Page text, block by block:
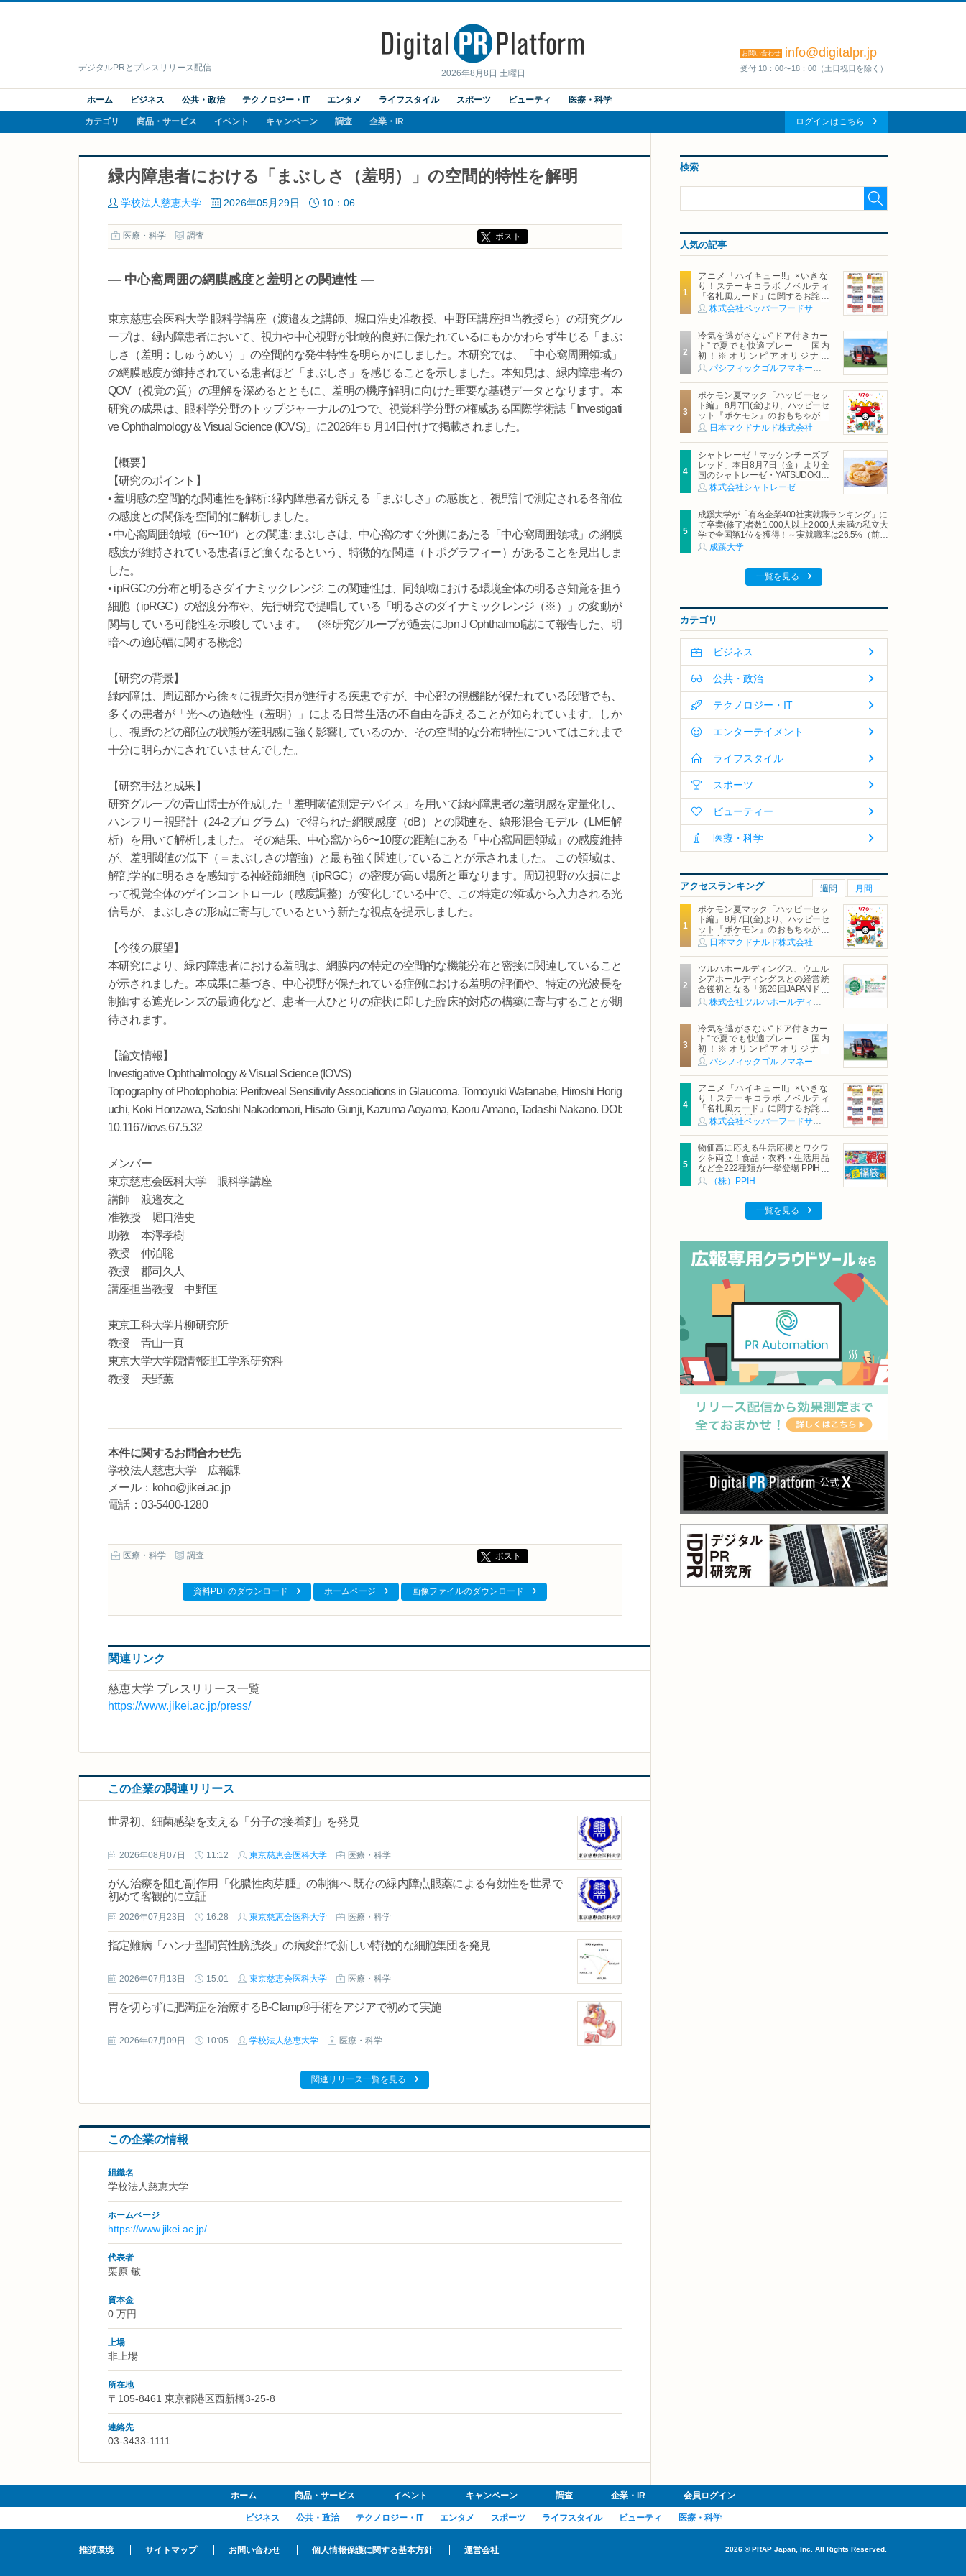
2026年8月8日 土曜日
デジタルPRとプレスリリース配信
お問い合わせ info@digitalpr.jp
受付 10：00〜18：00（土日祝日を除く）
ホーム ビジネス 公共・政治 テクノロジー・IT エンタメ ライフスタイル スポーツ ビューティ 医療・科学
カテゴリ 商品・サービス イベント キャンペーン 調査 企業・IR ログインはこちら
緑内障患者における「まぶしさ（羞明）」の空間的特性を解明
学校法人慈恵大学 2026年05月29日 10：06
医療・科学 調査 ポスト
― 中心窩周囲の網膜感度と羞明との関連性 ―
東京慈恵会医科大学 眼科学講座（渡邉友之講師、堀口浩史准教授、中野匡講座担当教授ら）の研究グル
ープは、緑内障患者において、視力や中心視野が比較的良好に保たれているにもかかわらず生じる「まぶ
しさ（羞明：しゅうめい）」の空間的な発生特性を明らかにしました。本研究では、「中心窩周囲領域」
の網膜感度が維持されている患者ほど「まぶしさ」を感じることを示しました。本知見は、緑内障患者の
QOV（視覚の質）の理解を深めるとともに、羞明の機序解明に向けた重要な基礎データとなります。本
研究の成果は、眼科学分野のトップジャーナルの1つで、視覚科学分野の権威ある国際学術誌「Investigati
ve Ophthalmology & Visual Science (IOVS)」に2026年５月14日付けで掲載されました。
【概要】
【研究のポイント】
• 羞明感の空間的な関連性を解析: 緑内障患者が訴える「まぶしさ」の感度と、視野計で測定される各部位
の感度との関係を空間的に解析しました。
• 中心窩周囲領域（6〜10°）との関連: まぶしさは、中心窩のすぐ外側にあたる「中心窩周囲領域」の網膜
感度が維持されている患者ほど強くなるという、特徴的な関連（トポグラフィー）があることを見出しま
した。
• ipRGCの分布と明るさダイナミックレンジ: この関連性は、同領域における環境全体の明るさ知覚を担う
細胞（ipRGC）の密度分布や、先行研究で提唱している「明るさのダイナミックレンジ（※）」の変動が
関与している可能性を示唆しています。 (※研究グループが過去にJpn J Ophthalmol誌にて報告した、明
暗への適応幅に関する概念)
【研究の背景】
緑内障は、周辺部から徐々に視野欠損が進行する疾患ですが、中心部の視機能が保たれている段階でも、
多くの患者が「光への過敏性（羞明）」による日常生活の不自由を訴えることが知られています。しか
し、視野のどの部位の状態が羞明感に強く影響しているのか、その空間的な分布特性についてはこれまで
十分に明らかにされていませんでした。
【研究手法と成果】
研究グループの青山博士が作成した「羞明閾値測定デバイス」を用いて緑内障患者の羞明感を定量化し、
ハンフリー視野計（24-2プログラム）で得られた網膜感度（dB）との関連を、線形混合モデル（LME解
析）を用いて解析しました。 その結果、中心窩から6〜10度の距離にある「中心窩周囲領域」の感度維持
が、羞明閾値の低下（＝まぶしさの増強）と最も強く関連していることが示されました。 この領域は、
解剖学的に明るさを感知する神経節細胞（ipRGC）の密度が高い場所と重なります。周辺視野の欠損によ
って視覚全体のゲインコントロール（感度調整）が変化している中で、この特定の領域から入力される光
信号が、まぶしさの形成に寄与しているという新たな視点を提示しました。
【今後の展望】
本研究により、緑内障患者における羞明は、網膜内の特定の空間的な機能分布と密接に関連していること
が示されました。本成果に基づき、中心視野が保たれている症例における羞明の評価や、特定の光波長を
制御する遮光レンズの最適化など、患者一人ひとりの症状に即した臨床的対応の構築に寄与することが期
待されます。
【論文情報】
Investigative Ophthalmology & Visual Science (IOVS)
Topography of Photophobia: Perifoveal Sensitivity Associations in Glaucoma. Tomoyuki Watanabe, Hiroshi Horig
uchi, Koki Honzawa, Satoshi Nakadomari, Hisato Gunji, Kazuma Aoyama, Kaoru Amano, Tadashi Nakano. DOI:
10.1167/iovs.67.5.32
メンバー
東京慈恵会医科大学 眼科学講座
講師 渡邉友之
准教授 堀口浩史
助教 本澤孝樹
教授 仲泊聡
教授 郡司久人
講座担当教授 中野匡
東京工科大学片柳研究所
教授 青山一真
東京大学大学院情報理工学系研究科
教授 天野薫
本件に関するお問合わせ先
学校法人慈恵大学 広報課
メール：koho@jikei.ac.jp
電話：03-5400-1280
医療・科学 調査 ポスト
資料PDFのダウンロード ホームページ 画像ファイルのダウンロード
関連リンク
慈恵大学 プレスリリース一覧
https://www.jikei.ac.jp/press/
この企業の関連リリース
世界初、細菌感染を支える「分子の接着剤」を発見
2026年08月07日 11:12 東京慈恵会医科大学 医療・科学
がん治療を阻む副作用「化膿性肉芽腫」の制御へ 既存の緑内障点眼薬による有効性を世界で
初めて客観的に立証
2026年07月23日 16:28 東京慈恵会医科大学 医療・科学
指定難病「ハンナ型間質性膀胱炎」の病変部で新しい特徴的な細胞集団を発見
2026年07月13日 15:01 東京慈恵会医科大学 医療・科学
胃を切らずに肥満症を治療するB-Clamp®手術をアジアで初めて実施
2026年07月09日 10:05 学校法人慈恵大学 医療・科学
関連リリース一覧を見る
この企業の情報
組織名
学校法人慈恵大学
ホームページ
https://www.jikei.ac.jp/
代表者
栗原 敏
資本金
0 万円
上場
非上場
所在地
〒105-8461 東京都港区西新橋3-25-8
連絡先
03-3433-1111
検索
人気の記事
アニメ「ハイキュー!!」×いきな
り！ステーキコラボ ノベルティ
「名札風カード」に関するお詫び
および交換対応についてのご案内
冷気を逃がさない“ドア付きカー
ト”で夏でも快適プレー 国内
初！※オリンピアオリジナル
「AirCon Cart（エアコンカー
ト）」導入 | ＰＧＭ
ポケモン夏マック「ハッピーセッ
ト編」 8月7日(金)より、ハッピーセ
ット『ポケモン』のおもちゃが期
間限定登場
日本マクドナルド株式会社
シャトレーゼ「マッケンチーズブ
レッド」本日8月7日（金）より全
国のシャトレーゼ・YATSUDOKIで
発売株式会社シャトレーゼ
成蹊大学が「有名企業400社実就職ランキング」に
て卒業(修了)者数1,000人以上2,000人未満の私立大
学で全国第1位を獲得！～実就職率は26.5%（前年
比＋4.3pt）に伸長、東京の私立大学でも10位にラ
ンクイン～
成蹊大学
一覧を見る
カテゴリ
ビジネス
公共・政治
テクノロジー・IT
エンターテイメント
ライフスタイル
スポーツ
ビューティー
医療・科学
アクセスランキング 週間 月間
ポケモン夏マック「ハッピーセッ
ト編」 8月7日(金)より、ハッピーセ
ット『ポケモン』のおもちゃが期
間限定登場
日本マクドナルド株式会社
ツルハホールディングス、ウエル
シアホールディングスとの経営統
合後初となる「第26回JAPANドラ
ッグストアショー」に出展
冷気を逃がさない“ドア付きカー
ト”で夏でも快適プレー 国内
初！※オリンピアオリジナル
「AirCon Cart（エアコンカー
ト）」導入 | ＰＧＭ
アニメ「ハイキュー!!」×いきな
り！ステーキコラボ ノベルティ
「名札風カード」に関するお詫び
および交換対応についてのご案内
物価高に応える生活応援とワクワ
クを両立！食品・衣料・生活用品
など全222種類が一挙登場 PPIHグ
ループ「夏福袋」＆セール 8月6日
(木)より順次スタート
（株）PPIH
一覧を見る
ホーム 商品・サービス イベント キャンペーン 調査 企業・IR 会員ログイン
ビジネス 公共・政治 テクノロジー・IT エンタメ スポーツ ライフスタイル ビューティ 医療・科学
推奨環境 サイトマップ お問い合わせ 個人情報保護に関する基本方針 運営会社 2026 ©PRAP Japan, Inc. All Rights Reserved.